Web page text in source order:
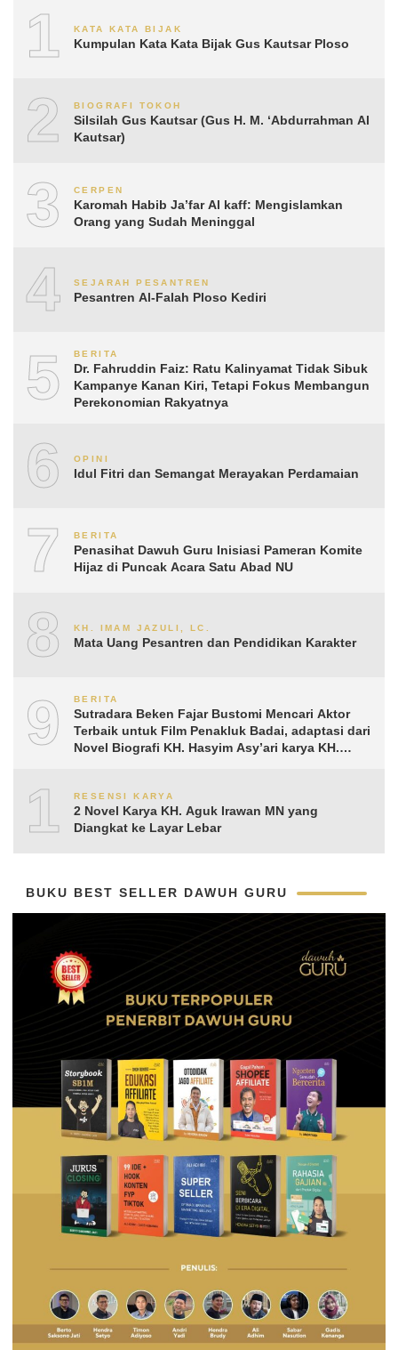
1 KATA KATA BIJAK
Kumpulan Kata Kata Bijak Gus Kautsar Ploso
2 BIOGRAFI TOKOH
Silsilah Gus Kautsar (Gus H. M. ‘Abdurrahman Al
Kautsar)
3 CERPEN
Karomah Habib Ja’far Al kaff: Mengislamkan
Orang yang Sudah Meninggal
4 SEJARAH PESANTREN
Pesantren Al-Falah Ploso Kediri
5 BERITA
Dr. Fahruddin Faiz: Ratu Kalinyamat Tidak Sibuk
Kampanye Kanan Kiri, Tetapi Fokus Membangun
Perekonomian Rakyatnya
6 OPINI
Idul Fitri dan Semangat Merayakan Perdamaian
7 BERITA
Penasihat Dawuh Guru Inisiasi Pameran Komite
Hijaz di Puncak Acara Satu Abad NU
8 KH. IMAM JAZULI, LC.
Mata Uang Pesantren dan Pendidikan Karakter
9 BERITA
Sutradara Beken Fajar Bustomi Mencari Aktor
Terbaik untuk Film Penakluk Badai, adaptasi dari
Novel Biografi KH. Hasyim Asy’ari karya KH.
10RESENSI KARYA
2 Novel Karya KH. Aguk Irawan MN yang
Diangkat ke Layar Lebar
BUKU BEST SELLER DAWUH GURU